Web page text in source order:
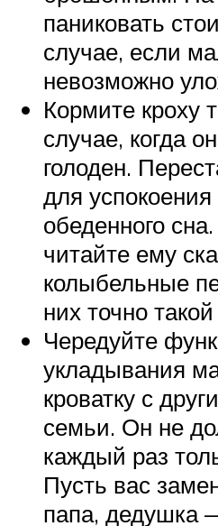
паниковать
случае, если
невозможно
Кормите кроху
случае, когда
голоден.
для успокоения
обеденного
читайте ему
колыбельные
них точно
Чередуйте
укладывания
кроватку с
семьи. Он не
каждый раз
Пусть вас
папа,